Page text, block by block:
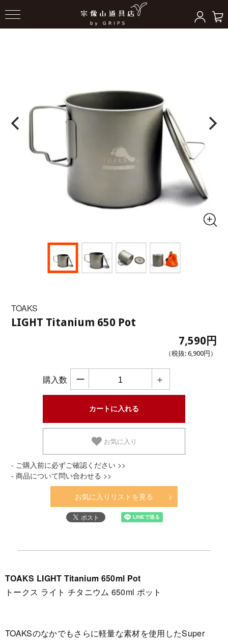
TOAKS
LIGHT Titanium 650 Pot
7,590円
（税抜: 6,900円 ）
購入数 ー ＋
お気に入り
- ご購入前に必ずご確認ください >>
- 商品について問い合わせる >>
お気に入りリストを見る
TOAKS LIGHT Titanium 650ml Pot
トークス ライト チタニウム 650ml ポット
TOAKSのなかでもさらに軽量な素材を使用したSuper